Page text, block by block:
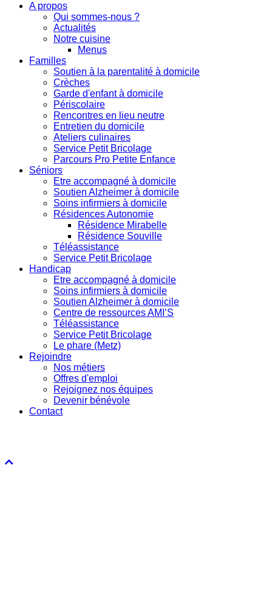
A propos
Qui sommes-nous ?
Actualités
Notre cuisine
Menus
Familles
Soutien à la parentalité à domicile
Crèches
Garde d'enfant à domicile
Périscolaire
Rencontres en lieu neutre
Entretien du domicile
Ateliers culinaires
Service Petit Bricolage
Parcours Pro Petite Enfance
Séniors
Etre accompagné à domicile
Soutien Alzheimer à domicile
Soins infirmiers à domicile
Résidences Autonomie
Résidence Mirabelle
Résidence Souville
Téléassistance
Service Petit Bricolage
Handicap
Etre accompagné à domicile
Soins infirmiers à domicile
Soutien Alzheimer à domicile
Centre de ressources AMI’S
Téléassistance
Service Petit Bricolage
Le phare (Metz)
Rejoindre
Nos métiers
Offres d'emploi
Rejoignez nos équipes
Devenir bénévole
Contact